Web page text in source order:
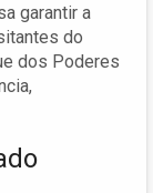
garantir a
do
dos Poderes